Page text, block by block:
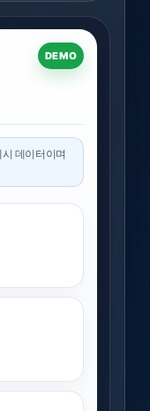
DEMO
데이터이며